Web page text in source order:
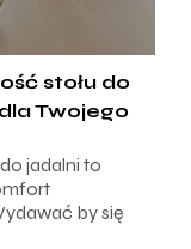
stołu do
Twojego
jadalni to
by się